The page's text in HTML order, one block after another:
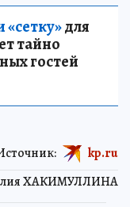
для
тайно
гостей
ХАКИМУЛЛИНА
kp.ru